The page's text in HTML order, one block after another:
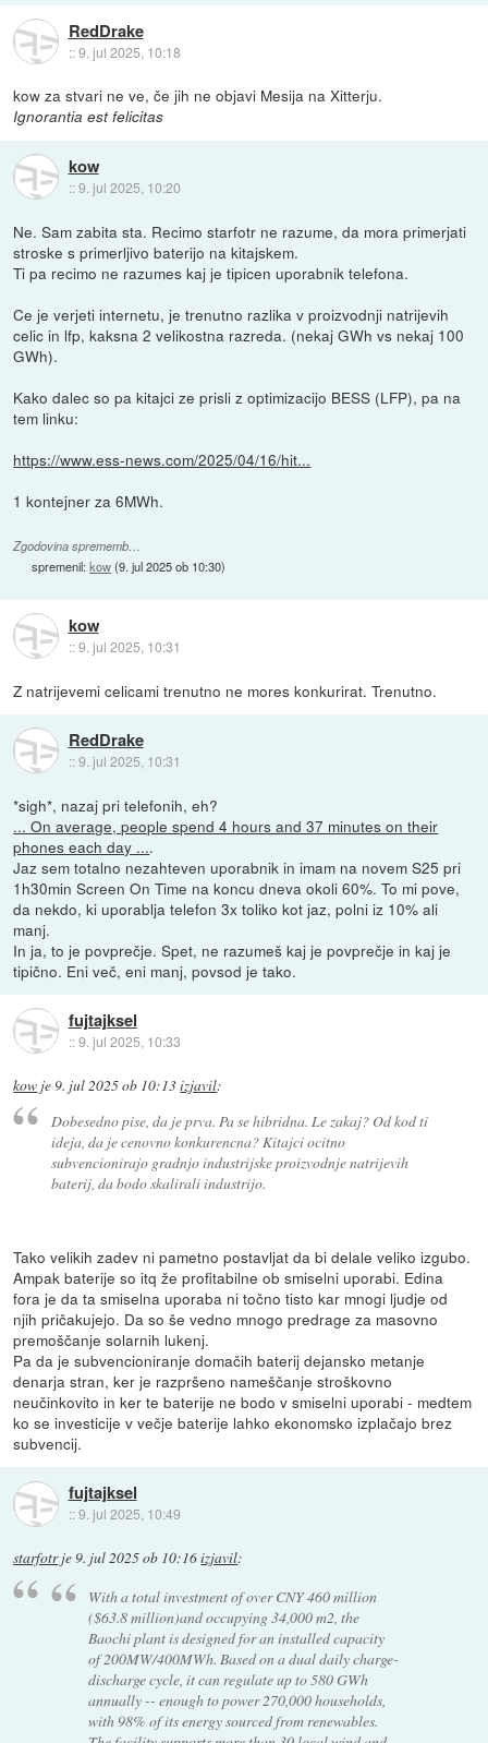
RedDrake
::9. jul 2025, 10:18
kow za stvari ne ve, če jih ne objavi Mesija na Xitterju.
Ignorantia est felicitas
kow
::9. jul 2025, 10:20
Ne. Sam zabita sta. Recimo starfotr ne razume, da mora primerjati
stroske s primerljivo baterijo na kitajskem.
Ti pa recimo ne razumes kaj je tipicen uporabnik telefona.
Ce je verjeti internetu, je trenutno razlika v proizvodnji natrijevih
celic in lfp, kaksna 2 velikostna razreda. (nekaj GWh vs nekaj 100
GWh).
Kako dalec so pa kitajci ze prisli z optimizacijo BESS (LFP), pa na
tem linku:
https://www.ess-news.com/2025/04/16/hit...
1 kontejner za 6MWh.
Zgodovina sprememb…
spremenil:kow(9. jul 2025 ob 10:30)
kow
::9. jul 2025, 10:31
Z natrijevemi celicami trenutno ne mores konkurirat. Trenutno.
RedDrake
::9. jul 2025, 10:31
*sigh*, nazaj pri telefonih, eh?
... On average, people spend 4 hours and 37 minutes on their
phones each day ....
Jaz sem totalno nezahteven uporabnik in imam na novem S25 pri
1h30min Screen On Time na koncu dneva okoli 60%. To mi pove,
da nekdo, ki uporablja telefon 3x toliko kot jaz, polni iz 10% ali
manj.
In ja, to je povprečje. Spet, ne razumeš kaj je povprečje in kaj je
tipično. Eni več, eni manj, povsod je tako.
fujtajksel
::9. jul 2025, 10:33
kow je9. jul 2025 ob 10:13izjavil:
Dobesedno pise, da je prva. Pa se hibridna. Le zakaj? Od kod ti
ideja, da je cenovno konkurencna? Kitajci ocitno
subvencionirajo gradnjo industrijske proizvodnje natrijevih
baterij, da bodo skalirali industrijo.
Tako velikih zadev ni pametno postavljat da bi delale veliko izgubo.
Ampak baterije so itq že profitabilne ob smiselni uporabi. Edina
fora je da ta smiselna uporaba ni točno tisto kar mnogi ljudje od
njih pričakujejo. Da so še vedno mnogo predrage za masovno
premoščanje solarnih lukenj.
Pa da je subvencioniranje domačih baterij dejansko metanje
denarja stran, ker je razpršeno nameščanje stroškovno
neučinkovito in ker te baterije ne bodo v smiselni uporabi - medtem
ko se investicije v večje baterije lahko ekonomsko izplačajo brez
subvencij.
fujtajksel
::9. jul 2025, 10:49
starfotrje9. jul 2025 ob 10:16izjavil:
With a total investment of over CNY 460 million
($63.8 million)and occupying 34,000 m2, the
Baochi plant is designed for an installed capacity
of 200MW/400MWh. Based on a dual daily charge-
discharge cycle, it can regulate up to 580 GWh
annually -- enough to power 270,000 households,
with 98% of its energy sourced from renewables.